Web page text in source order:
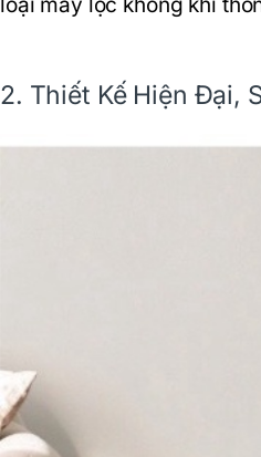
loại máy lọc không khí
2. Thiết Kế Hiện Đại,